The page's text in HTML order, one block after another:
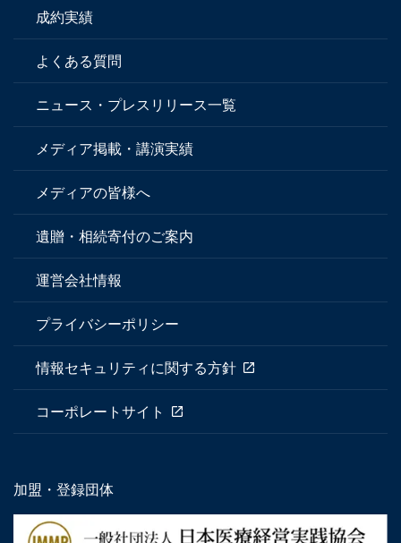
成約実績
よくある質問
ニュース・プレスリリース一覧
メディア掲載・講演実績
メディアの皆様へ
遺贈・相続寄付のご案内
運営会社情報
プライバシーポリシー
情報セキュリティに関する方針
コーポレートサイト
加盟・登録団体